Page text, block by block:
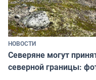
НОВОСТИ
Северяне могут
северной границы: